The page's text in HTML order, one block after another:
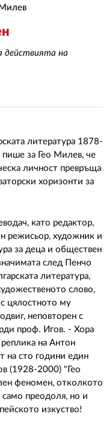
действията на
литература 1878-
за Гео Милев, че
личност превръща
хоризонти за
като редактор,
режисьор, художник и
за деца и обществен
след Пенчо
литература,
слово,
цялостното му
неповторен с
проф. Игов. - Хора
на Антон
на сто години един
(1928-2000) "Гео
феномен, отколкото
само преодоля, но и
изкуство!
ЗА ПОЛЗВАНЕ
ЗА
975 20 35